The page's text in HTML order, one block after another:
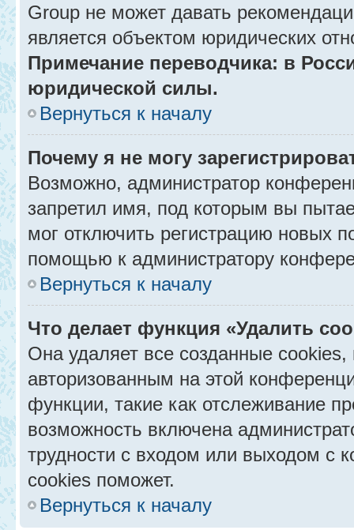
Group не может давать
является объектом юридических
Примечание переводчика: в
юридической силы.
Вернуться к началу
Почему я не могу
Возможно, администратор
запретил имя, под которым вы
мог отключить регистрацию новых
помощью к администратору
Вернуться к началу
Что делает функция «Удалить
Она удаляет все созданные
авторизованным на этой
функции, такие как отслеживание
возможность включена
трудности с входом или выходом с
cookies поможет.
Вернуться к началу